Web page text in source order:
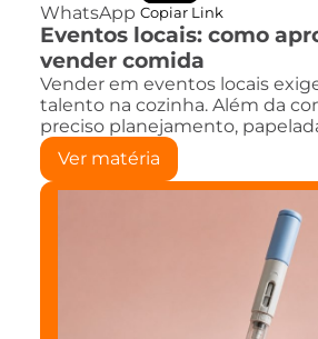
WhatsApp Copiar Link
Eventos locais: como
vender comida
Vender em eventos locais
talento na cozinha. Além da
preciso planejamento,
Ver matéria